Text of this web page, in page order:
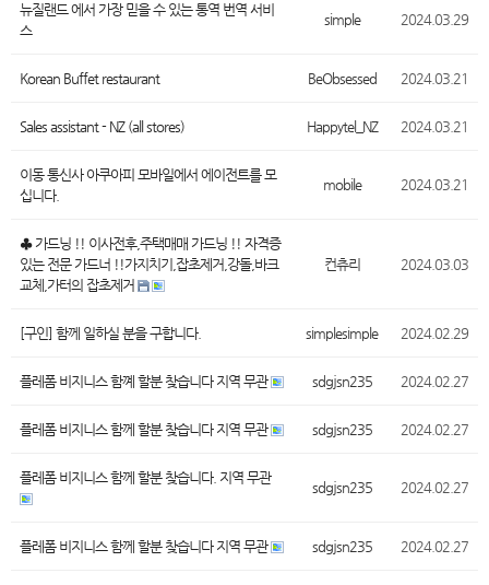
뉴질랜드 에서 가장 믿을 수 있는 통역 번역 서비
스
simple 2024.03.29
Korean Buffet restaurant BeObsessed 2024.03.21
Sales assistant - NZ (all stores) Happytel_NZ 2024.03.21
이동 통신사 아쿠아피 모바일에서 에이전트를 모
십니다.
mobile 2024.03.21
♣ 가드닝 !! 이사전후,주택매매 가드닝 !! 자격증
있는 전문 가드너 !!가지치기,잡초제거,강돌,바크
교체,가터의 잡초제거
컨츄리 2024.03.03
[구인] 함께 일하실 분을 구합니다. simplesimple 2024.02.29
플레폼 비지니스 함꼐 할분 찾습니다 지역 무관 sdgjsn235 2024.02.27
플레폼 비지니스 함께 할분 찾습니다 지역 무관 sdgjsn235 2024.02.27
플레폼 비지니스 함께 할분 찾습니다. 지역 무관
sdgjsn235 2024.02.27
플레폼 비지니스 함께 할분 찾습니다 지역 무관 sdgjsn235 2024.02.27